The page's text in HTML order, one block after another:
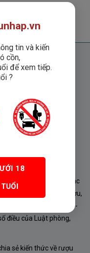
14/9/2017 của Chính
Luật “phòng chống tác
về “điều kiện bán rượu,
định số 24/2020/NĐ-
điều của Luật phòng,
sẻ kiến thức về rượu
tin và kiến
cồn,
để xem tiếp.
?
18
TUỔI